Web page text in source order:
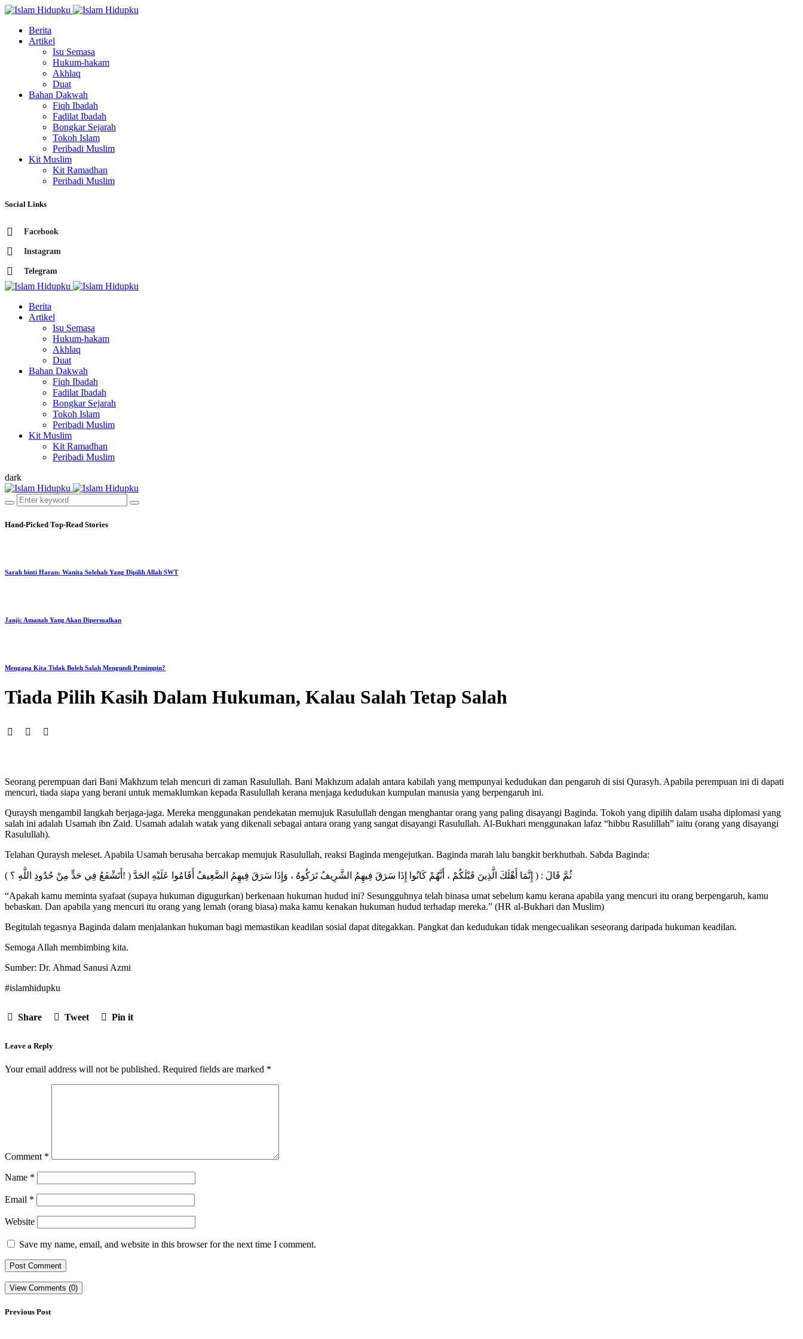
Berita
Artikel
Isu Semasa
Hukum-hakam
Akhlaq
Duat
Bahan Dakwah
Fiqh Ibadah
Fadilat Ibadah
Bongkar Sejarah
Tokoh Islam
Peribadi Muslim
Kit Muslim
Kit Ramadhan
Peribadi Muslim
Social Links
Facebook
Instagram
Telegram
Berita
Artikel
Isu Semasa
Hukum-hakam
Akhlaq
Duat
Bahan Dakwah
Fiqh Ibadah
Fadilat Ibadah
Bongkar Sejarah
Tokoh Islam
Peribadi Muslim
Kit Muslim
Kit Ramadhan
Peribadi Muslim
dark
Hand-Picked Top-Read Stories
Sarah binti Haran: Wanita Solehah Yang Dipilih Allah SWT
Janji: Amanah Yang Akan Dipersoalkan
Mengapa Kita Tidak Boleh Salah Mengundi Pemimpin?
Tiada Pilih Kasih Dalam Hukuman, Kalau Salah Tetap Salah
Seorang perempuan dari Bani Makhzum telah mencuri di zaman Rasulullah. Bani Makhzum adalah antara kabilah yang mempunyai kedudukan dan pengaruh di sisi Qurasyh. Apabila perempuan ini di dapati
mencuri, tiada siapa yang berani untuk memaklumkan kepada Rasulullah kerana menjaga kedudukan kumpulan manusia yang berpengaruh ini.
Quraysh mengambil langkah berjaga-jaga. Mereka menggunakan pendekatan memujuk Rasulullah dengan menghantar orang yang paling disayangi Baginda. Tokoh yang dipilih dalam usaha diplomasi yang
salah ini adalah Usamah ibn Zaid. Usamah adalah watak yang dikenali sebagai antara orang yang sangat disayangi Rasulullah. Al-Bukhari menggunakan lafaz “hibbu Rasulillah” iaitu (orang yang disayangi
Rasulullah).
Telahan Quraysh meleset. Apabila Usamah berusaha bercakap memujuk Rasulullah, reaksi Baginda mengejutkan. Baginda marah lalu bangkit berkhutbah. Sabda Baginda:
( أَتَشْفَعُ فِي حَدٍّ مِنْ حُدُودِ اللَّهِ ؟! ) ثُمَّ قَالَ : ( إِنَّمَا أَهْلَكَ الَّذِينَ قَبْلَكُمْ ، أَنَّهُمْ كَانُوا إِذَا سَرَقَ فِيهِمُ الشَّرِيفُ تَرَكُوهُ ، وَإِذَا سَرَقَ فِيهِمُ الضَّعِيفُ أَقَامُوا عَلَيْهِ الحَدَّ
“Apakah kamu meminta syafaat (supaya hukuman digugurkan) berkenaan hukuman hudud ini? Sesungguhnya telah binasa umat sebelum kamu kerana apabila yang mencuri itu orang berpengaruh, kamu
bebaskan. Dan apabila yang mencuri itu orang yang lemah (orang biasa) maka kamu kenakan hukuman hudud terhadap mereka.” (HR al-Bukhari dan Muslim)
Begitulah tegasnya Baginda dalam menjalankan hukuman bagi memastikan keadilan sosial dapat ditegakkan. Pangkat dan kedudukan tidak mengecualikan seseorang daripada hukuman keadilan.
Semoga Allah membimbing kita.
Sumber: Dr. Ahmad Sanusi Azmi
#islamhidupku
Share Tweet Pin it
Leave a Reply
Your email address will not be published. Required fields are marked *
Comment *
Name *
Email *
Website
Save my name, email, and website in this browser for the next time I comment.
View Comments (0)
Previous Post